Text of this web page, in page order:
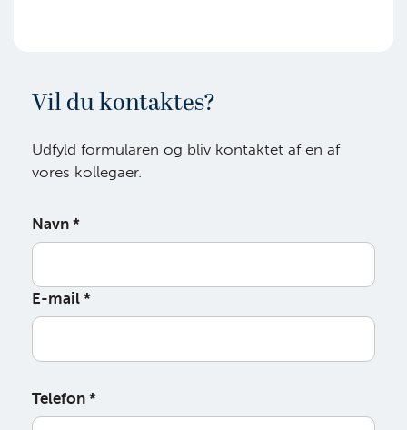
Vil du kontaktes?
Udfyld formularen og bliv kontaktet af en af
vores kollegaer.
Navn *
E-mail *
Telefon *